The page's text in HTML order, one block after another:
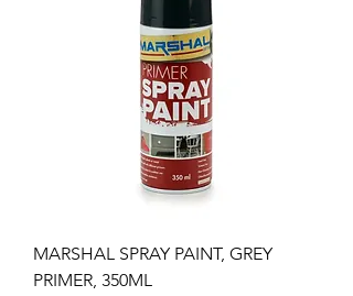
MARSHAL SPRAY PAINT, GREY
PRIMER, 350ML